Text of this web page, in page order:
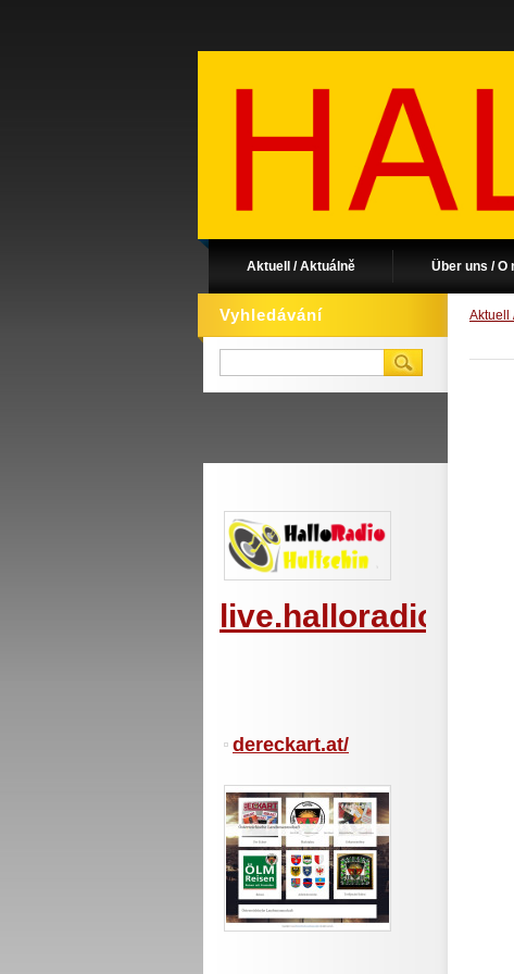
Aktuell / Aktuálně Über uns / O
Aktuell
Vyhledávání
dereckart.at/